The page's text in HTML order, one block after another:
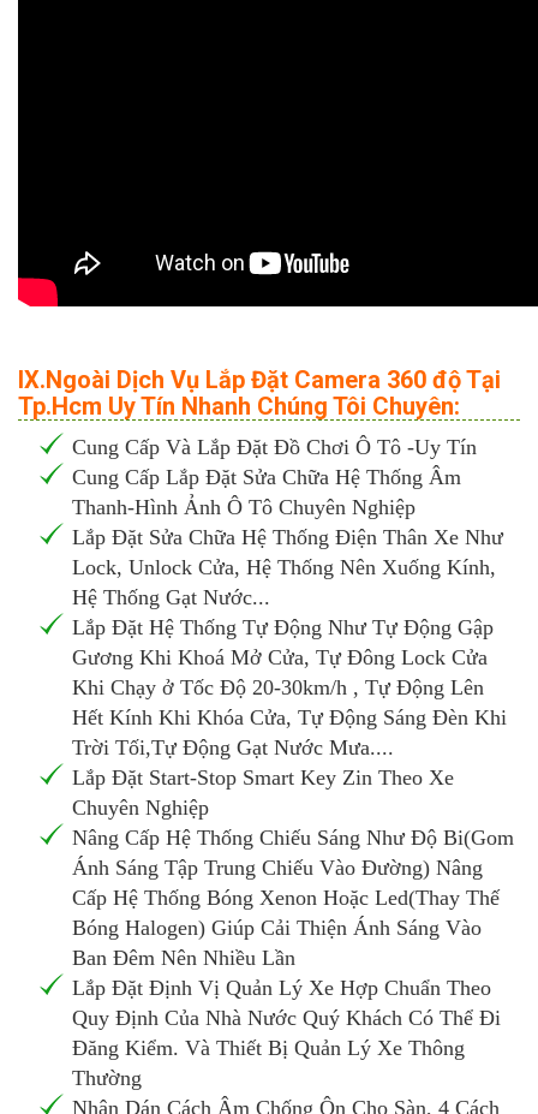
IX.Ngoài Dịch Vụ Lắp Đặt Camera 360 độ Tại
Tp.Hcm Uy Tín Nhanh Chúng Tôi Chuyên:
Cung Cấp Và Lắp Đặt Đồ Chơi Ô Tô -Uy Tín
Cung Cấp Lắp Đặt Sửa Chữa Hệ Thống Âm
Thanh-Hình Ảnh Ô Tô Chuyên Nghiệp
Lắp Đặt Sửa Chữa Hệ Thống Điện Thân Xe Như
Lock, Unlock Cửa, Hệ Thống Nên Xuống Kính,
Hệ Thống Gạt Nước...
Lắp Đặt Hệ Thống Tự Động Như Tự Động Gập
Gương Khi Khoá Mở Cửa, Tự Đông Lock Cửa
Khi Chạy ở Tốc Độ 20-30km/h , Tự Động Lên
Hết Kính Khi Khóa Cửa, Tự Động Sáng Đèn Khi
Trời Tối,Tự Động Gạt Nước Mưa....
Lắp Đặt Start-Stop Smart Key Zin Theo Xe
Chuyên Nghiệp
Nâng Cấp Hệ Thống Chiếu Sáng Như Độ Bi(Gom
Ánh Sáng Tập Trung Chiếu Vào Đường) Nâng
Cấp Hệ Thống Bóng Xenon Hoặc Led(Thay Thế
Bóng Halogen) Giúp Cải Thiện Ánh Sáng Vào
Ban Đêm Nên Nhiều Lần
Lắp Đặt Định Vị Quản Lý Xe Hợp Chuẩn Theo
Quy Định Của Nhà Nước Quý Khách Có Thể Đi
Đăng Kiểm. Và Thiết Bị Quản Lý Xe Thông
Thường
Nhận Dán Cách Âm Chống Ôn Cho Sàn, 4 Cách